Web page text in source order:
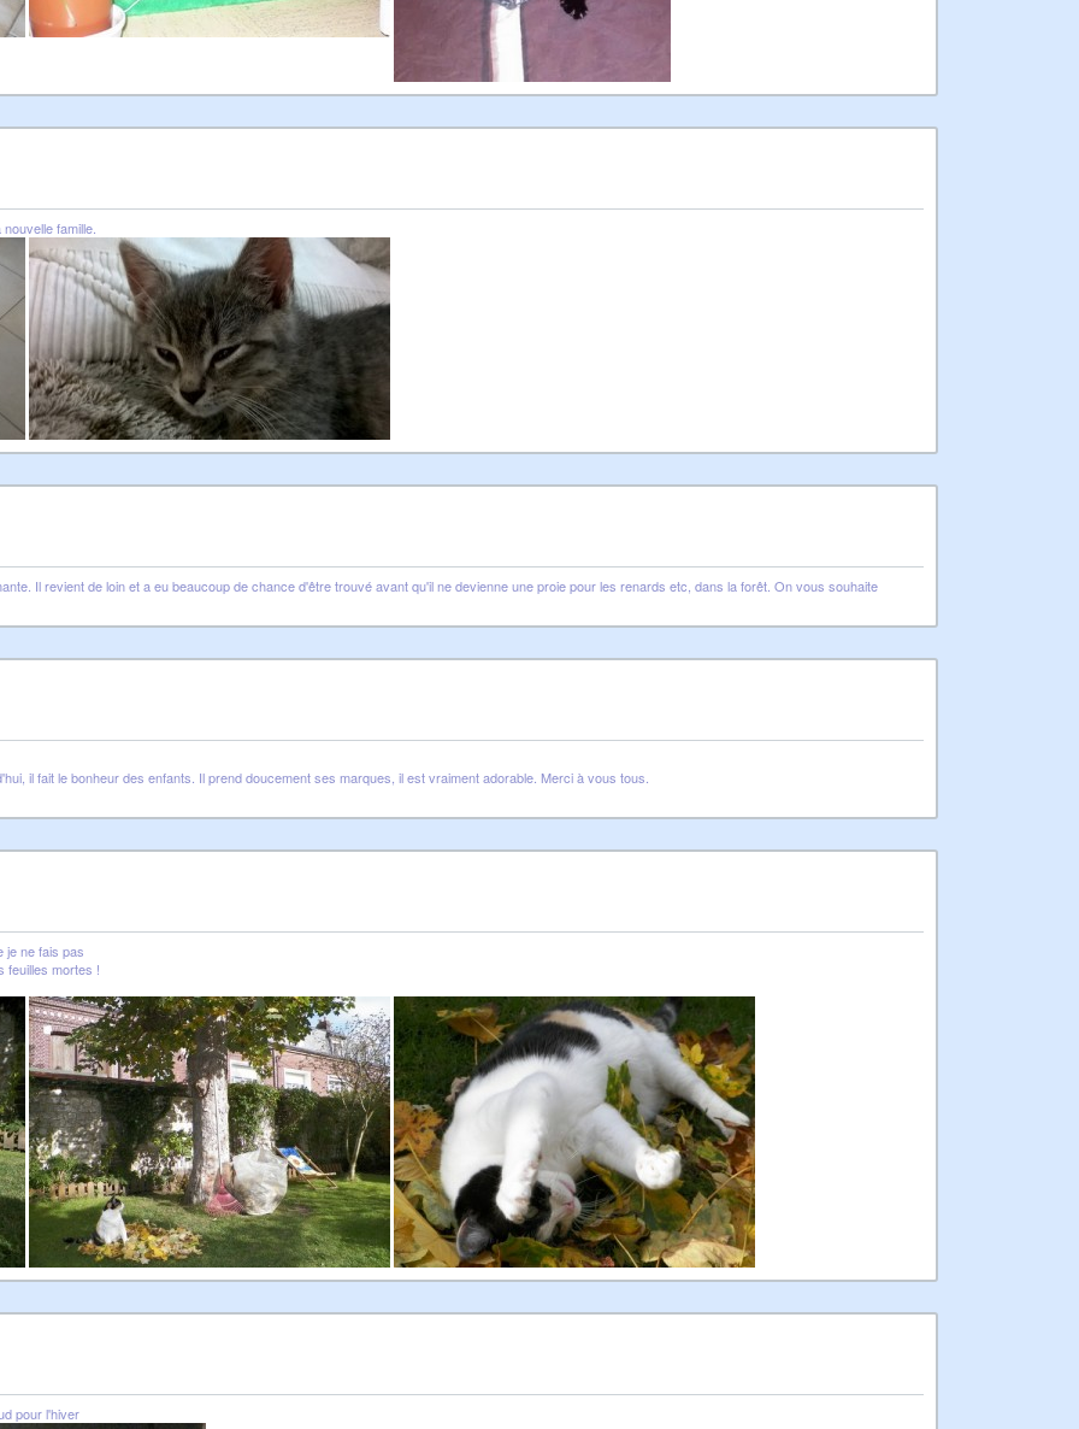
famille.
Il revient de loin et a eu beaucoup de chance d'être trouvé avant qu'il ne devienne une proie pour les renards etc, dans la forêt. On vous souhaite
il fait le bonheur des enfants. Il prend doucement ses marques, il est vraiment adorable. Merci à vous tous.
je ne fais pas
feuilles mortes !
pour l'hiver